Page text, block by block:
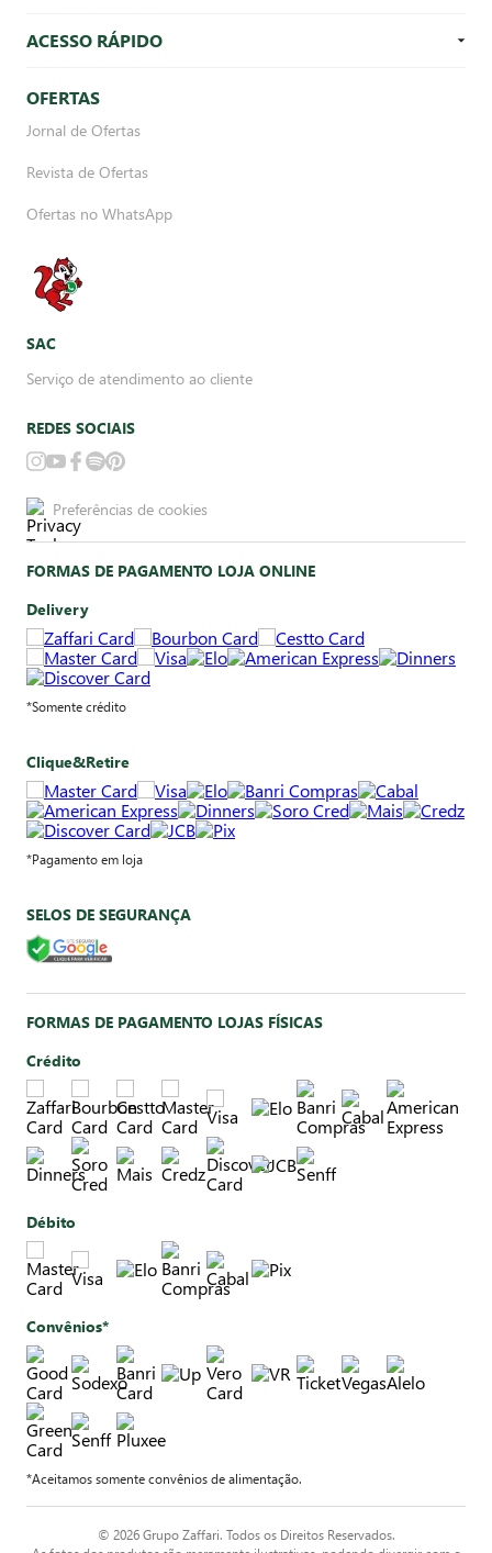
ACESSO RÁPIDO
OFERTAS
Jornal de Ofertas
Revista de Ofertas
Ofertas no WhatsApp
SAC
Serviço de atendimento ao cliente
REDES SOCIAIS
Preferências de cookies
FORMAS DE PAGAMENTO LOJA ONLINE
Delivery
*Somente crédito
Clique&Retire
*Pagamento em loja
SELOS DE SEGURANÇA
FORMAS DE PAGAMENTO LOJAS FÍSICAS
Crédito
Débito
Convênios*
*Aceitamos somente convênios de alimentação.
© 2026 Grupo Zaffari. Todos os Direitos Reservados.